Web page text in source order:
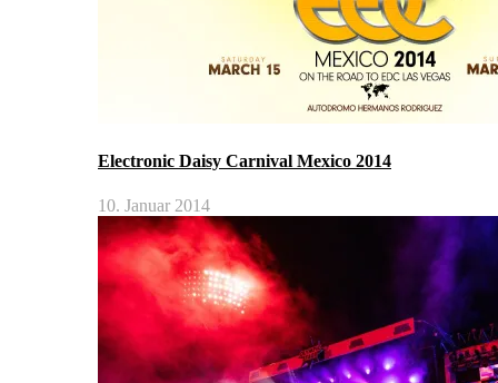
Electronic Daisy Carnival Mexico 2014
10. Januar 2014